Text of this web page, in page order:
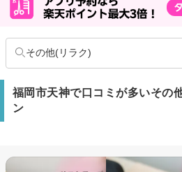
その他(リラク)
福岡市天神で口コミが多いその
ン